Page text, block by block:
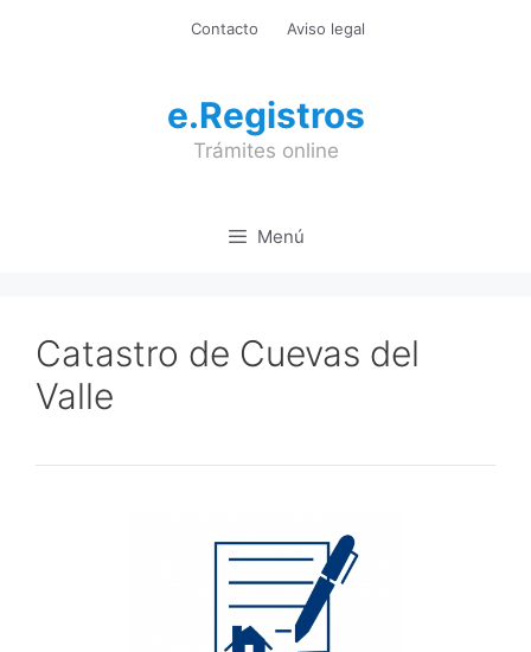
Contacto Aviso legal
e.Registros
Trámites online
Menú
Catastro de Cuevas del
Valle